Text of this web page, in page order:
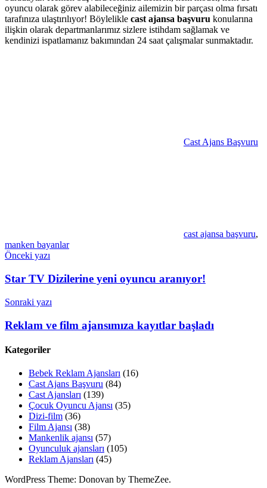
oyuncu olarak görev alabileceğiniz ailemizin bir parçası olma fırsatı
tarafınıza ulaştırılıyor! Böylelikle cast ajansa başvuru konularına
ilişkin olarak departmanlarımız sizlere istihdam sağlamak ve
kendinizi ispatlamanız bakımından 24 saat çalışmalar sunmaktadır.
Cast Ajans Başvuru
cast ajansa başvuru,
manken bayanlar
Yazı
gezinmesi
Önceki yazı
Star TV Dizilerine yeni oyuncu aranıyor!
Sonraki yazı
Reklam ve film ajansımıza kayıtlar başladı
Kategoriler
Bebek Reklam Ajansları (16)
Cast Ajans Başvuru (84)
Cast Ajansları (139)
Çocuk Oyuncu Ajansı (35)
Dizi-film (36)
Film Ajansı (38)
Mankenlik ajansı (57)
Oyunculuk ajansları (105)
Reklam Ajansları (45)
WordPress Theme: Donovan by ThemeZee.